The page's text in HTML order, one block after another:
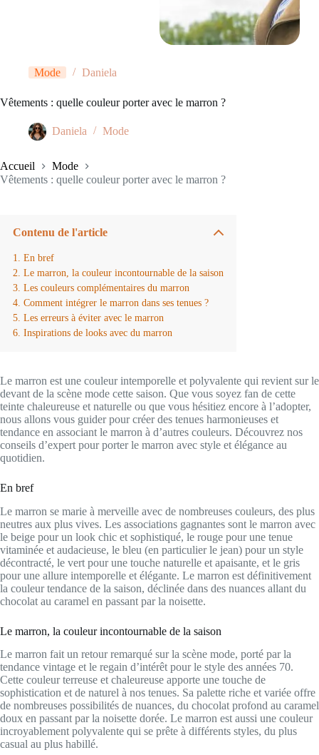
Mode Daniela
Vêtements : quelle couleur porter avec le marron ?
Daniela Mode
Accueil
Mode
Vêtements : quelle couleur porter avec le marron ?
Contenu de l'article
En bref
Le marron, la couleur incontournable de la saison
Les couleurs complémentaires du marron
Comment intégrer le marron dans ses tenues ?
Les erreurs à éviter avec le marron
Inspirations de looks avec du marron
Le marron est une couleur intemporelle et polyvalente qui revient sur le
devant de la scène mode cette saison. Que vous soyez fan de cette
teinte chaleureuse et naturelle ou que vous hésitiez encore à l’adopter,
nous allons vous guider pour créer des tenues harmonieuses et
tendance en associant le marron à d’autres couleurs. Découvrez nos
conseils d’expert pour porter le marron avec style et élégance au
quotidien.
En bref
Le marron se marie à merveille avec de nombreuses couleurs, des plus
neutres aux plus vives. Les associations gagnantes sont le marron avec
le beige pour un look chic et sophistiqué, le rouge pour une tenue
vitaminée et audacieuse, le bleu (en particulier le jean) pour un style
décontracté, le vert pour une touche naturelle et apaisante, et le gris
pour une allure intemporelle et élégante. Le marron est définitivement
la couleur tendance de la saison, déclinée dans des nuances allant du
chocolat au caramel en passant par la noisette.
Le marron, la couleur incontournable de la saison
Le marron fait un retour remarqué sur la scène mode, porté par la
tendance vintage et le regain d’intérêt pour le style des années 70.
Cette couleur terreuse et chaleureuse apporte une touche de
sophistication et de naturel à nos tenues. Sa palette riche et variée offre
de nombreuses possibilités de nuances, du chocolat profond au caramel
doux en passant par la noisette dorée. Le marron est aussi une couleur
incroyablement polyvalente qui se prête à différents styles, du plus
casual au plus habillé.